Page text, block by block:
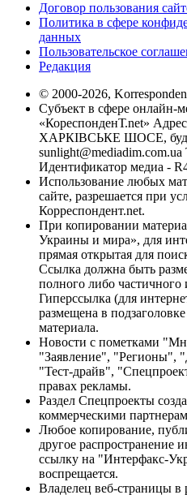
Договор пользования
Политика в сфере
данных
Пользовательское
Редакция
© 2000-2026,
Субъект в сфере онлайн-
«КореспонденТ.net»
ХАРКІВСЬКЕ ШОСЕ,
sunlight@mediadim.com.ua
Идентификатор медиа -
Использование любых
сайте, разрешается при
Корреспондент.net.
При копировании
Украины и мира», для
прямая открытая для
Ссылка должна быть
полного либо частичного
Гиперссылка (для
размещена в
материала.
Новости с пометками
"Заявление", "Регионы",
"Тест-драйв",
правах рекламы.
Раздел Спецпроекты
коммерческими
Любое копирование,
другое распространение
ссылку на "Интерфакс-
воспрещается.
Владелец веб-страницы в